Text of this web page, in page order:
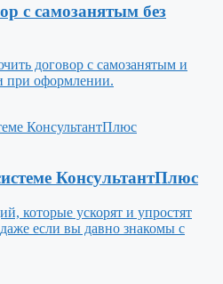
с самозанятым без
договор с самозанятым и
при оформлении.
КонсультантПлюс
которые ускорят и упростят
если вы давно знакомы с